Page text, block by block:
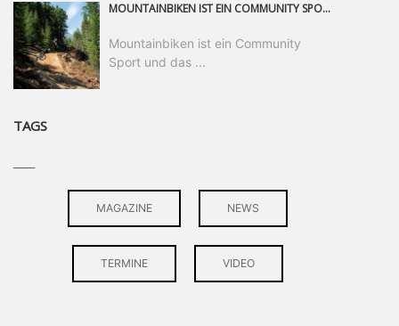
MOUNTAINBIKEN IST EIN COMMUNITY SPORT UND DAS BEWEIST SICH IN DER BIKE REPUBLIC SÖLDEN GERADE EINDRUCKSVOLL AUF ALLEN LEVELN. FREERIDE PROFI, SHAPERIN UND FRISCH GEWÄHLTE SWATCH NINES MVP VERO SANDLER IST BEGEISTERT VON DER VIELFALT DER BIKE DESTINATION, DER NEUEN JUMPLINE UND PLÄDIERT FÜR MUT BEI (FRAUEN) COMMUNITIES. VERO UND IHR VERLOBTER SAM HODGES VERBRINGEN MEHRERE MONATE IN DER BIKE REPUBLIC UND LASSEN UNS DARAN TEILHABEN. UM COMMUNITY GEHT ES AUCH BEI DER PARTNERSCHAFT ZWISCHEN SÖLDEN UND DEM NEUEN RIDERS PARK DONOVALY IN DER SLOWAKEI: DER DORTIGE TOURISMUSDIREKTOR JIRI PEC IST ÜBERZEUGT: VON MEHR BIKEPARKS PROFITIERT DIE GANZE MTB-SZENE – UND MIT DOMINIK LINSER, GESCHÄFTSFÜHRER DER BRS, HAT ER DAMIT DEN PERFEKTEN PARTNER GEFUNDEN.
Mountainbiken ist ein Community
Sport und das ...
TAGS
MAGAZINE NEWS
TERMINE VIDEO